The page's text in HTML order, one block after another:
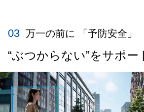
03 万一の前に 「予防安全」
“ぶつからない”をサポー